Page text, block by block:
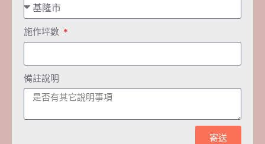
施作坪數
備註說明
寄送